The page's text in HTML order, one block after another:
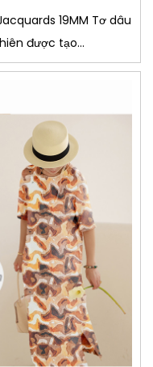
19MM Tơ dâu
được tạo...